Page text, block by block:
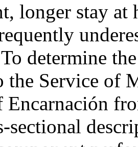
longer stay
determine
the Service of
Encarnación
sectional